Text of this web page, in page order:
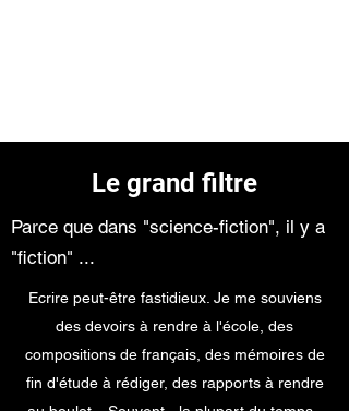
Le grand filtre
Parce que dans "science-fiction", il y a
"fiction" ...
Ecrire peut-être fastidieux. Je me souviens
des devoirs à rendre à l'école, des
compositions de français, des mémoires de
fin d'étude à rédiger, des rapports à rendre